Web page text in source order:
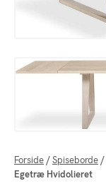
Forside /Spiseborde /
Egetræ Hvidolieret